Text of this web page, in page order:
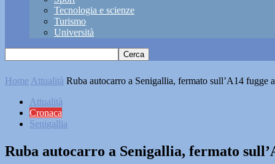
Tecnologia e scienze
Turismo
Università
Home Attualità Ruba autocarro a Senigallia, fermato sull’A14 fugge
Attualità
Cronaca
Senigallia
Ruba autocarro a Senigallia, fermato